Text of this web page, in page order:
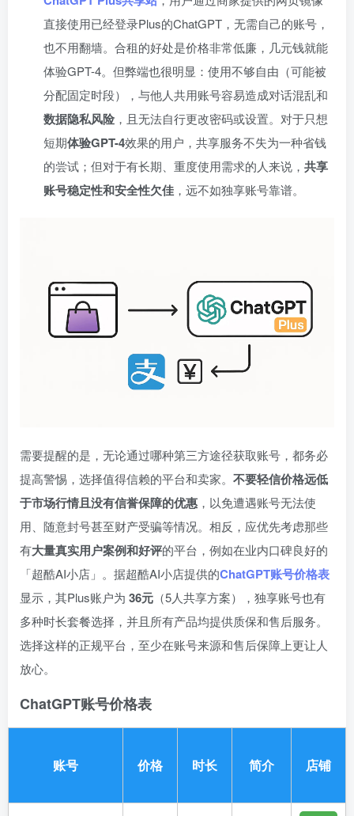
直接使用已经登录Plus的ChatGPT，无需自己的账号，
也不用翻墙。合租的好处是价格非常低廉，几元钱就能
体验GPT-4。但弊端也很明显：使用不够自由（可能被
分配固定时段），与他人共用账号容易造成对话混乱和
数据隐私风险 ，且无法自行更改密码或设置。对于只想
短期体验GPT-4效果的用户，共享服务不失为一种省钱
的尝试；但对于有长期、重度使用需求的人来说， 共享
账号稳定性和安全性欠佳 ，远不如独享账号靠谱。
需要提醒的是，无论通过哪种第三方途径获取账号，都务必
提高警惕，选择值得信赖的平台和卖家。 不要轻信价格远低
于市场行情且没有信誉保障的优惠 ，以免遭遇账号无法使
用、随意封号甚至财产受骗等情况。相反，应优先考虑那些
有大量真实用户案例和好评的平台，例如在业内口碑良好的
「超酷AI小店」。据超酷AI小店提供的ChatGPT账号价格表
显示，其Plus账户为 36元 （5人共享方案），独享账号也有
多种时长套餐选择，并且所有产品均提供质保和售后服务。
选择这样的正规平台，至少在账号来源和售后保障上更让人
放心。
ChatGPT账号价格表
账号 价格 时长 简介 店铺